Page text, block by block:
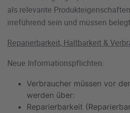
als relevante
irreführend sein und müssen
Reparierbarkeit, Haltbarkeit &
Neue Informationspflichten:
Verbraucher müssen vor
werden über:
Reparierbarkeit